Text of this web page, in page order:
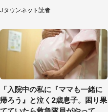
は...」（千葉県・20代女性）
Jタウンネット読者
「入院中の私に『ママも一緒に
帰ろう』と泣く2歳息子。困り果